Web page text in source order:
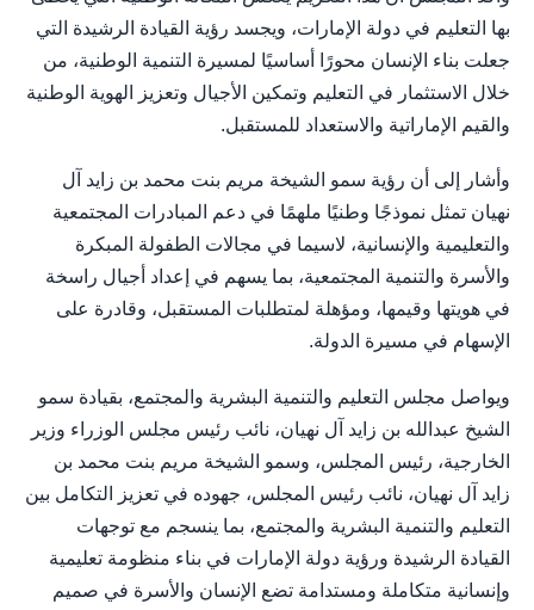
بها التعليم في دولة الإمارات، ويجسد رؤية القيادة الرشيدة التي
جعلت بناء الإنسان محورًا أساسيًا لمسيرة التنمية الوطنية، من
خلال الاستثمار في التعليم وتمكين الأجيال وتعزيز الهوية الوطنية
والقيم الإماراتية والاستعداد للمستقبل.
وأشار إلى أن رؤية سمو الشيخة مريم بنت محمد بن زايد آل
نهيان تمثل نموذجًا وطنيًا ملهمًا في دعم المبادرات المجتمعية
والتعليمية والإنسانية، لاسيما في مجالات الطفولة المبكرة
والأسرة والتنمية المجتمعية، بما يسهم في إعداد أجيال راسخة
في هويتها وقيمها، ومؤهلة لمتطلبات المستقبل، وقادرة على
الإسهام في مسيرة الدولة.
ويواصل مجلس التعليم والتنمية البشرية والمجتمع، بقيادة سمو
الشيخ عبدالله بن زايد آل نهيان، نائب رئيس مجلس الوزراء وزير
الخارجية، رئيس المجلس، وسمو الشيخة مريم بنت محمد بن
زايد آل نهيان، نائب رئيس المجلس، جهوده في تعزيز التكامل بين
التعليم والتنمية البشرية والمجتمع، بما ينسجم مع توجهات
القيادة الرشيدة ورؤية دولة الإمارات في بناء منظومة تعليمية
وإنسانية متكاملة ومستدامة تضع الإنسان والأسرة في صميم